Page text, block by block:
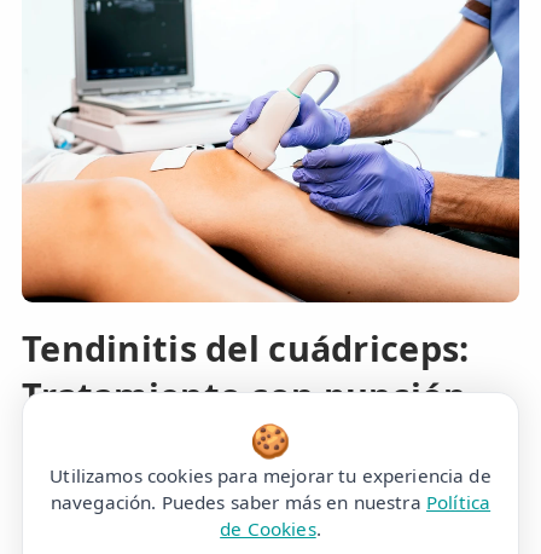
Tendinitis del cuádriceps:
Tratamiento con punción
seca y electrolisis
percutánea EPTE
🍪
Utilizamos cookies para mejorar tu experiencia de
navegación. Puedes saber más en nuestra Política
de Cookies.